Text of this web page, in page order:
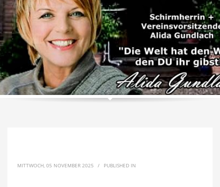
MITTWOCH, 05 NOVEMBER 2025 / PUBLISHED IN